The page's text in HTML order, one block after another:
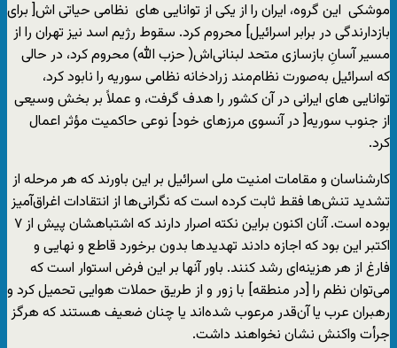
موشکی این گروه، ایران را از یکی از توانایی های نظامی حیاتی اش[ برای
بازدارندگی در برابر اسرائیل] محروم کرد. سقوط رژیم اسد نیز تهران را از
مسیر آسانِ بازسازی متحد لبنانی‌اش( حزب الله) محروم کرد، در حالی
که اسرائیل به‌صورت نظام‌مند زرادخانه نظامی سوریه را نابود کرد،
توانایی های ایرانی در آن کشور را هدف گرفت، و عملاً بر بخش وسیعی
از جنوب سوریه[ در آنسوی مرزهای خود] نوعی حاکمیت مؤثر اعمال
کرد.
کارشناسان و مقامات امنیت ملی اسرائیل بر این باورند که هر مرحله از
تشدید تنش‌ها فقط ثابت کرده است که نگرانی‌ها از انتقادات اغراق‌آمیز
بوده است. آنان اکنون براین نکته اصرار دارند که اشتباهشان پیش از ۷
اکتبر این بود که اجازه دادند تهدید‌ها بدون برخورد قاطع و نهایی و
فارغ از هر هزینه‌ای رشد کنند. باور آنها بر این فرض استوار است که
می‌توان نظم را [در منطقه] با زور و از طریق حملات هوایی تحمیل کرد و
رهبران عرب یا آن‌قدر مرعوب شده‌اند یا چنان ضعیف هستند که هرگز
جرأت واکنش نشان نخواهند داشت.